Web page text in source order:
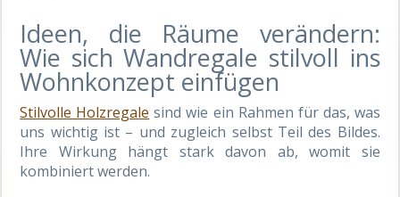
Ideen, die Räume verändern:
Wie sich Wandregale stilvoll ins
Wohnkonzept einfügen
Stilvolle Holzregale sind wie ein Rahmen für das, was
uns wichtig ist – und zugleich selbst Teil des Bildes.
Ihre Wirkung hängt stark davon ab, womit sie
kombiniert werden.